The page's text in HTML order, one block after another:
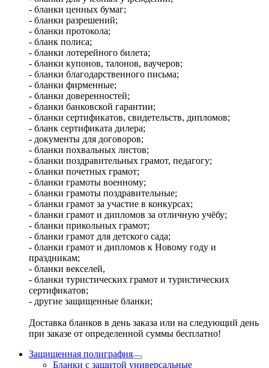
- бланки ценных бумаг;
- бланки разрешений;
- бланки протокола;
- бланк полиса;
- бланки лотерейного билета;
- бланки купонов, талонов, ваучеров;
- бланки благодарственного письма;
- бланки фирменные;
- бланки доверенностей;
- бланки банковской гарантии;
- бланки сертификатов, свидетельств, дипломов;
- бланк сертификата дилера;
- документы для договоров;
- бланки похвальных листов;
- бланки поздравительных грамот, педагогу;
- бланки почетных грамот;
- бланки грамоты военному;
- бланки грамоты поздравительные;
- бланки грамот за участие в конкурсах;
- бланки грамот и дипломов за отличную учёбу;
- бланки прикольных грамот;
- бланки грамот для детского сада;
- бланки грамот и дипломов к Новому году и
праздникам;
- бланки векселей,
- бланки туристических грамот и туристических
сертификатов;
- другие защищенные бланки;
Доставка бланков в день заказа или на следующий день
при заказе от определенной суммы бесплатно!
Защищенная полиграфия
Бланки с защитой универсальные